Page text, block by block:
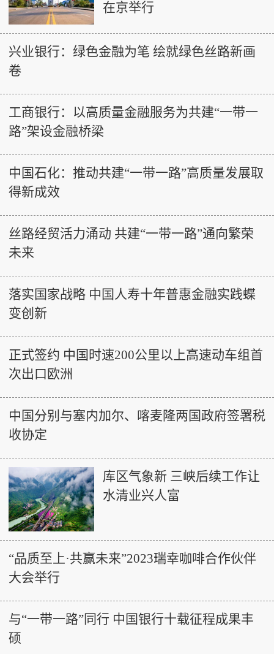
在京举行
兴业银行：绿色金融为笔 绘就绿色丝路新画
卷
工商银行：以高质量金融服务为共建“一带一
路”架设金融桥梁
中国石化：推动共建“一带一路”高质量发展取
得新成效
丝路经贸活力涌动 共建“一带一路”通向繁荣
未来
落实国家战略 中国人寿十年普惠金融实践蝶
变创新
正式签约 中国时速200公里以上高速动车组首
次出口欧洲
中国分别与塞内加尔、喀麦隆两国政府签署税
收协定
库区气象新 三峡后续工作让
水清业兴人富
“品质至上·共赢未来”2023瑞幸咖啡合作伙伴
大会举行
与“一带一路”同行 中国银行十载征程成果丰
硕